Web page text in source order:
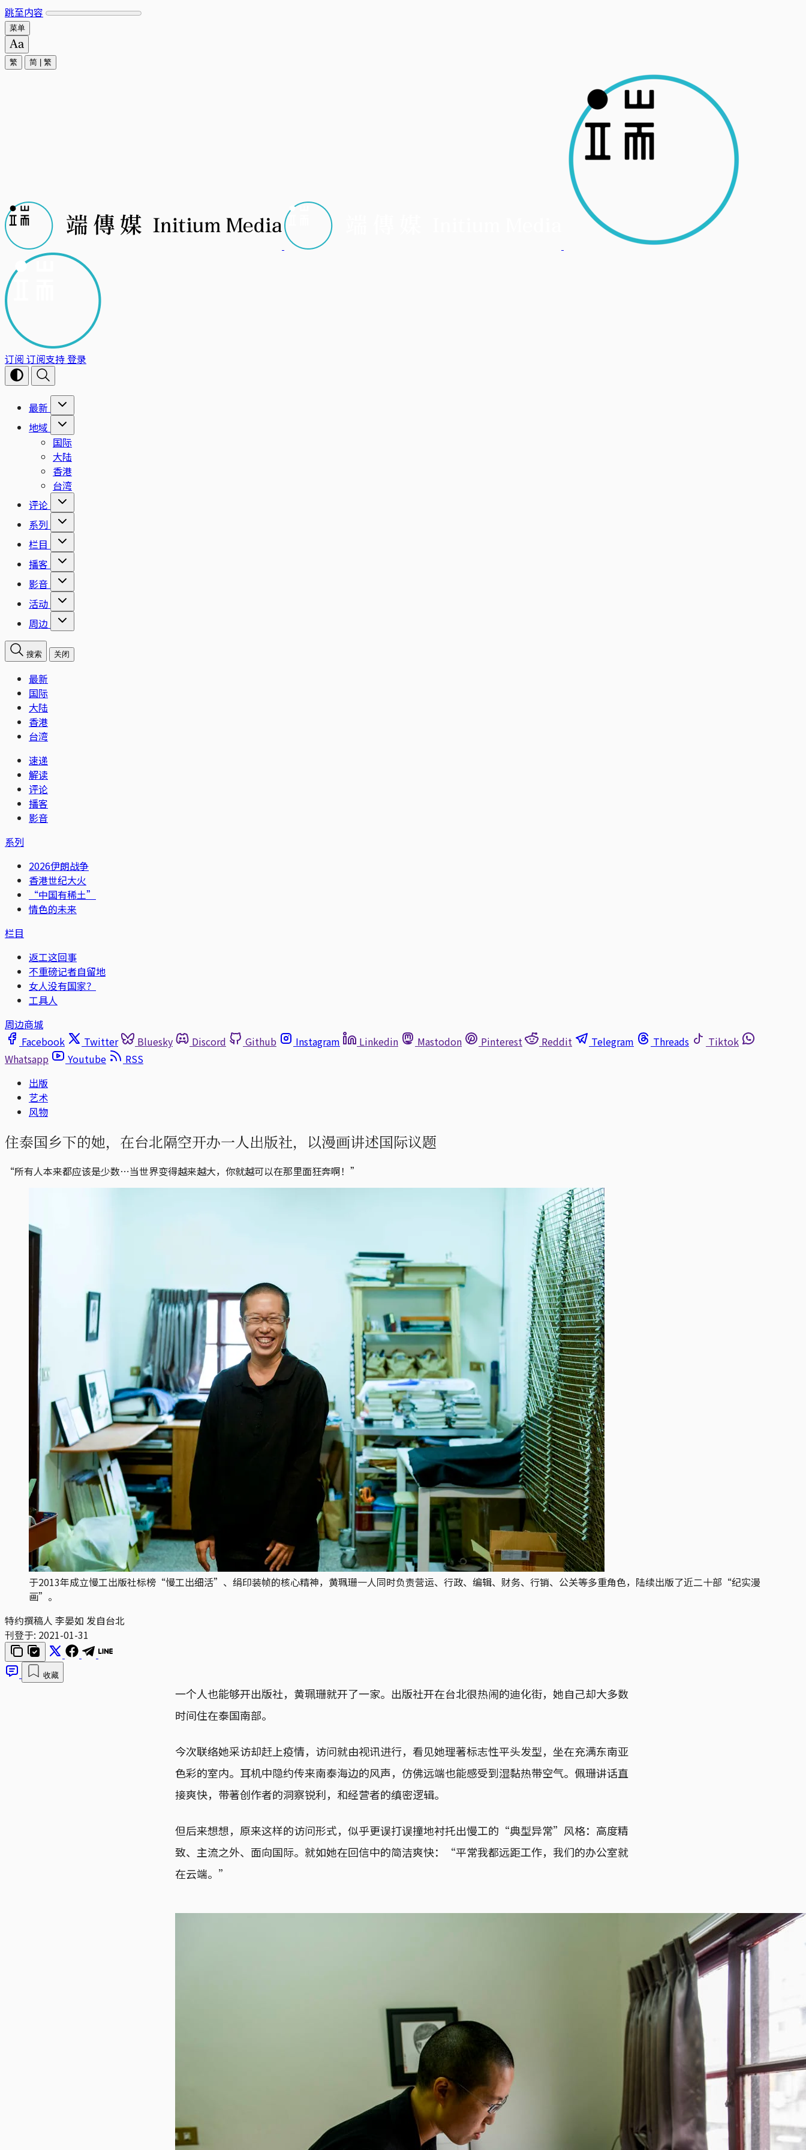
跳至内容
菜单
繁 简 繁
订阅 订阅支持登录
最新
地域
国际
大陆
香港
台湾
评论
系列
栏目
播客
影音
活动
周边
搜索 关闭
最新
国际
大陆
香港
台湾
速递
解读
评论
播客
影音
系列
2026伊朗战争
香港世纪大火
“中国有稀土”
情色的未来
栏目
返工这回事
不重磅记者自留地
女人没有国家？
工具人
周边商城
Facebook
Twitter Bluesky Discord Github Instagram Linkedin Mastodon Pinterest Reddit Telegram Threads
Tiktok
Whatsapp
Youtube
RSS
出版
艺术
风物
住泰国乡下的她，在台北隔空开办一人出版社，以漫画讲述国际议题
“所有人本来都应该是少数⋯当世界变得越来越大，你就越可以在那里面狂奔啊！”
于2013年成立慢工出版社标榜“慢工出细活”、绢印装帧的核心精神，黄珮珊一人同时负责营运、行政、编辑、财务、行销、公关等多重角色，陆续出版了近二十部“纪实漫
画”。
特约撰稿人 李晏如 发自台北
刊登于: 2021-01-31
收藏
一个人也能够开出版社，黄珮珊就开了一家。出版社开在台北很热闹的迪化街，她自己却大多数
时间住在泰国南部。
今次联络她采访却赶上疫情，访问就由视讯进行，看见她理著标志性平头发型，坐在充满东南亚
色彩的室内。耳机中隐约传来南泰海边的风声，仿佛远端也能感受到湿黏热带空气。佩珊讲话直
接爽快，带著创作者的洞察锐利，和经营者的缜密逻辑。
但后来想想，原来这样的访问形式，似乎更误打误撞地衬托出慢工的“典型异常”风格：高度精
致、主流之外、面向国际。就如她在回信中的简洁爽快：“平常我都远距工作，我们的办公室就
在云端。”